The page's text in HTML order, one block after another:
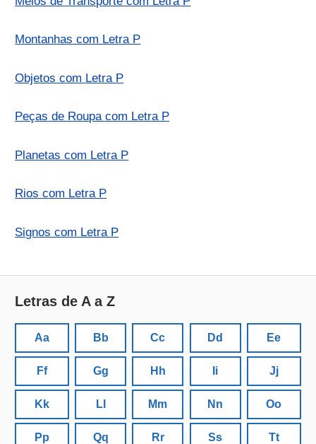
Montanhas com Letra P
Objetos com Letra P
Peças de Roupa com Letra P
Planetas com Letra P
Rios com Letra P
Signos com Letra P
Letras de A a Z
Aa Bb Cc Dd Ee
Ff Gg Hh Ii Jj
Kk Ll Mm Nn Oo
Pp Qq Rr Ss Tt